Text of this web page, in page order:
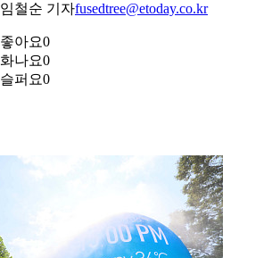
임철순 기자fusedtree@etoday.co.kr
좋아요0
화나요0
슬퍼요0